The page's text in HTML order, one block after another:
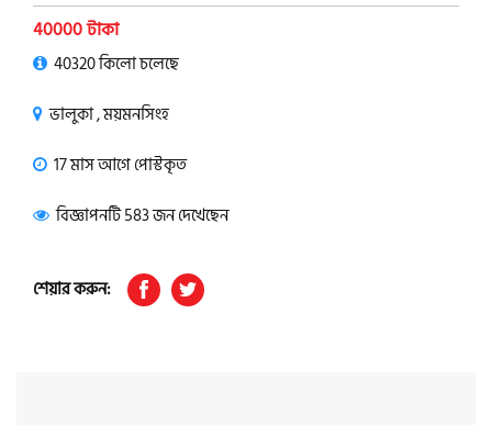
40000 টাকা
40320 কিলো চলেছে
ভালুকা , ময়মনসিংহ
17 মাস আগে পোস্টকৃত
বিজ্ঞাপনটি 583 জন দেখেছেন
শেয়ার করুন: